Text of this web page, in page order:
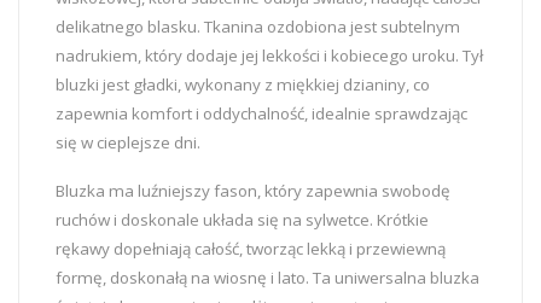
delikatnego blasku. Tkanina ozdobiona jest subtelnym
nadrukiem, który dodaje jej lekkości i kobiecego uroku. Tył
bluzki jest gładki, wykonany z miękkiej dzianiny, co
zapewnia komfort i oddychalność, idealnie sprawdzając
się w cieplejsze dni.
Bluzka ma luźniejszy fason, który zapewnia swobodę
ruchów i doskonale układa się na sylwetce. Krótkie
rękawy dopełniają całość, tworząc lekką i przewiewną
formę, doskonałą na wiosnę i lato. Ta uniwersalna bluzka